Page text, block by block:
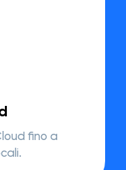
fino a